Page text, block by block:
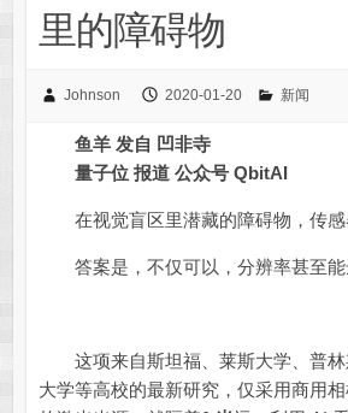
里的障碍物
Johnson 2020-01-20 新闻
鱼羊 发自 凹非寺
量子位 报道 公众号 QbitAI
在视觉盲区里潜藏的障碍物，传感
答案是，不仅可以，分辨率甚至能
这项来自斯坦福、莱斯大学、普林
大学等高校的最新研究，仅采用商用